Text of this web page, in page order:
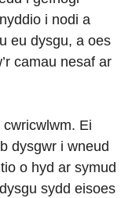
i nodi a
eu dysgu, a oes
camau nesaf ar
cwricwlwm. Ei
dysgwr i wneud
o hyd ar symud
sydd eisoes